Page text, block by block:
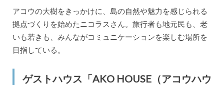
アコウの大樹をきっかけに、島の自然や魅力を感じられる
拠点づくりを始めたニコラスさん。旅行者も地元民も、老
いも若きも、みんながコミュニケーションを楽しむ場所を
目指している。
ゲストハウス「AKO HOUSE（アコウハウ